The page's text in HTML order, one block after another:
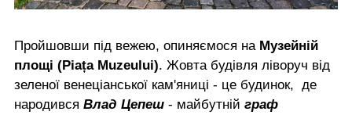
Пройшовши під вежею, опиняємося наМузейній
площі (Piața Muzeului). Жовта будівля ліворуч від
зеленої венеціанської кам'яниці - це будинок, де
народився Влад Цепеш - майбутній граф